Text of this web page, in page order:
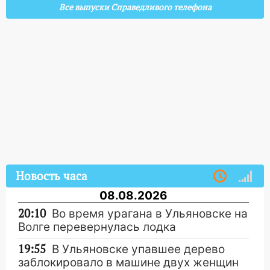
Все выпуски Справедливого телефона
Новость часа
08.08.2026
20:10 Во время урагана в Ульяновске на
Волге перевернулась лодка
19:55 В Ульяновске упавшее дерево
заблокировало в машине двух женщин